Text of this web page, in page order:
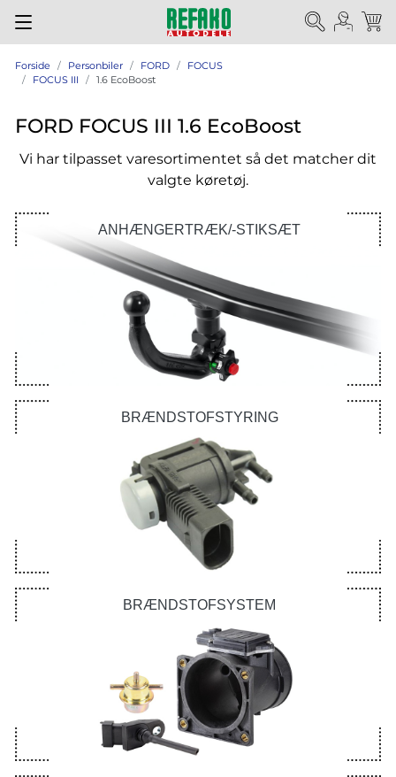
Forside Personbiler FORD
FOCUS
FOCUS III
1.6 EcoBoost
FORD FOCUS III 1.6 EcoBoost
Vi har tilpasset varesortimentet så det matcher dit
valgte køretøj.
ANHÆNGERTRÆK/-STIKSÆT
BRÆNDSTOFSTYRING
BRÆNDSTOFSYSTEM